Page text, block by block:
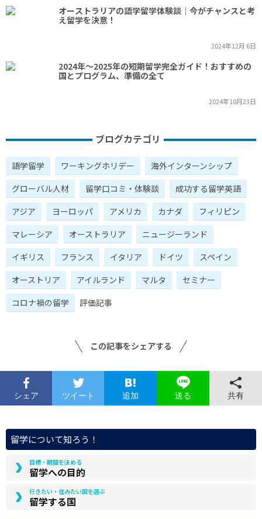
オーストラリアの語学留学体験談｜今がチャンスと考
え留学を決意！
2024年12月 6日
2024年～2025年の短期留学完全ガイド！おすすめの
国とプログラム、準備の全て
2024年10月23日
ブログカテゴリ
語学留学 ワーキングホリデー
海外インターンシップ
グローバル人材
留学口コミ・体験談
成功する留学英語
アジア
ヨーロッパ アメリカ カナダ
フィリピン
マレーシア
オーストラリア
ニュージーランド
イギリス
フランス イタリア ドイツ
スペイン
オーストリア
アイルランド マルタ
セミナー
コロナ禍の留学
評価記事
この記事をシェアする
シェア ツイート 追加 送る 共有
留学について知ろう！
目標・期間を決める
留学への目的
行きたい・住みたい国を選ぶ
留学する国